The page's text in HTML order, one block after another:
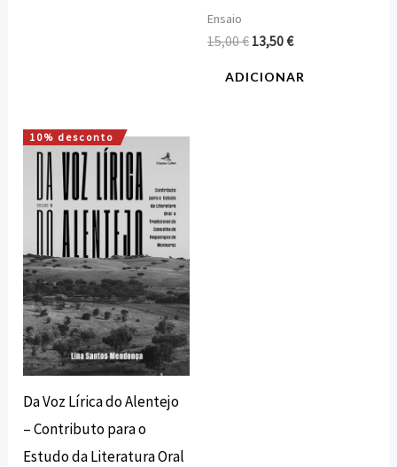
Ensaio
15,00€ 13,50€
ADICIONAR
10% desconto
Da Voz Lírica do Alentejo
– Contributo para o
Estudo da Literatura Oral
O
preço
original
era:
25,00 €.
O
preço
atual
é:
22,50 €.